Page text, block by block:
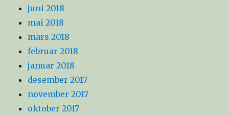
juni 2018
mai 2018
mars 2018
februar 2018
januar 2018
desember 2017
november 2017
oktober 2017